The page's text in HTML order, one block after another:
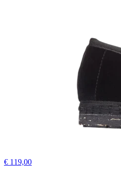
€ 119,00